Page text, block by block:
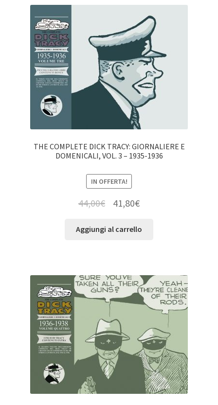
THE COMPLETE DICK TRACY: GIORNALIERE E
DOMENICALI, VOL. 3 – 1935-1936
IN OFFERTA!
44,00€ 41,80€
Aggiungi al carrello